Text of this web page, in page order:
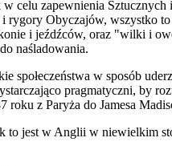
celu zapewnienia
Obyczajów, wszystko
i jeźdźców, oraz "wilki i
naśladowania.
społeczeństwa w sposób
pragmatyczni, by
z Paryża do Jamesa
jest w Anglii w niewielkim